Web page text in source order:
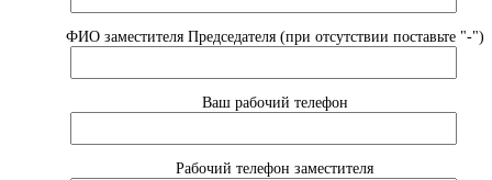
ФИО заместителя Председателя (при отсутствии поставьте "-")
Ваш рабочий телефон
Рабочий телефон заместителя